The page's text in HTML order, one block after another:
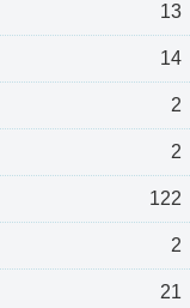
13
14
2
2
122
2
21